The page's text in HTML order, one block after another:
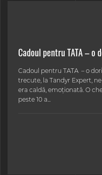
Cadoul pentru TATA –
Cadoul pentru TATA – o
trecute, la Tandyr Expert,
era caldă, emoționată. O
peste 10 a...